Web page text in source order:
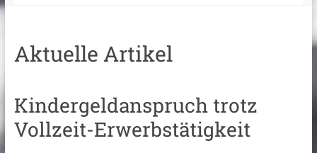
Aktuelle Artikel
Kindergeldanspruch trotz
Vollzeit-Erwerbstätigkeit